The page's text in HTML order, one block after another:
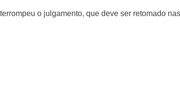
o julgamento, que deve ser retomado